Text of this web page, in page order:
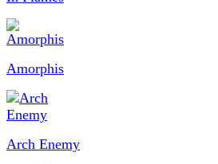
Amorphis
Arch Enemy